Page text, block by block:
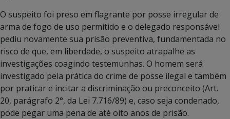
O suspeito foi preso em flagrante por posse irregular de
arma de fogo de uso permitido e o delegado responsável
pediu novamente sua prisão preventiva, fundamentada no
risco de que, em liberdade, o suspeito atrapalhe as
investigações coagindo testemunhas. O homem será
investigado pela prática do crime de posse ilegal e também
por praticar e incitar a discriminação ou preconceito (Art.
20, parágrafo 2°, da Lei 7.716/89) e, caso seja condenado,
pode pegar uma pena de até oito anos de prisão.